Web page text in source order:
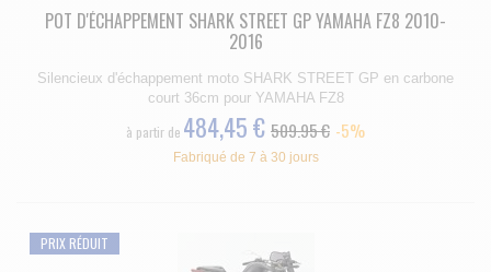
POT D'ÉCHAPPEMENT SHARK STREET GP YAMAHA FZ8 2010-
2016
Silencieux d'échappement moto SHARK STREET GP en carbone
court 36cm pour YAMAHA FZ8
à partir de 484,45 € 509.95 € -5%
Fabriqué de 7 à 30 jours
PRIX RÉDUIT